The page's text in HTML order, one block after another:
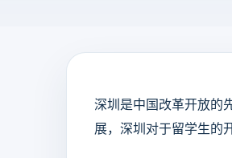
深圳是中国改革开放的
展，深圳对于留学生的